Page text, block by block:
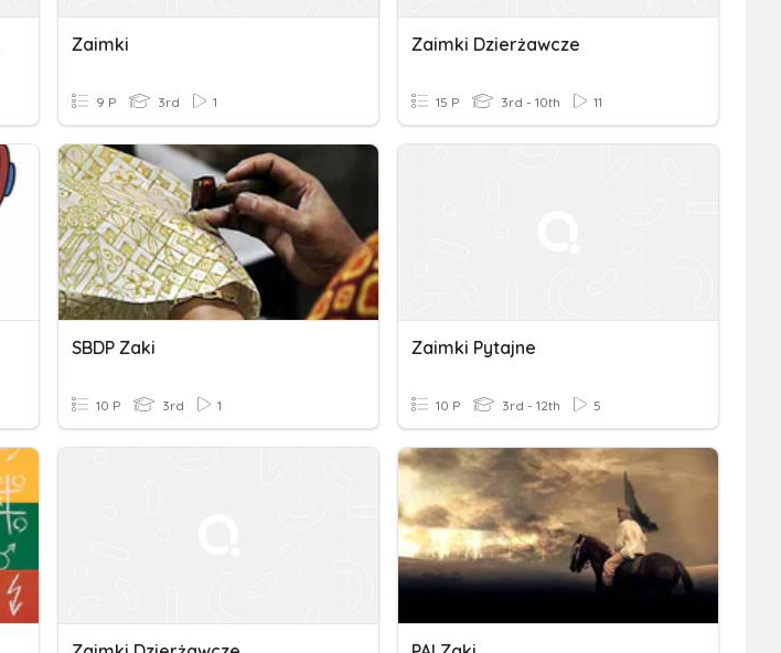
Zaimki
9 P 3rd 1
Zaimki Dzierżawcze
15 P 3rd - 10th 11
SBDP Zaki
10 P 3rd 1
Zaimki Pytajne
10 P 3rd - 12th 5